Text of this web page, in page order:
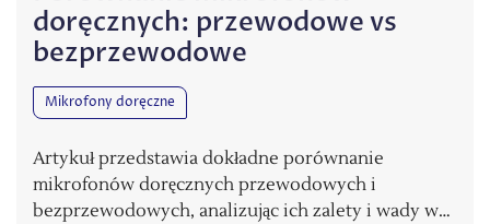
doręcznych: przewodowe vs
bezprzewodowe
Mikrofony doręczne
Artykuł przedstawia dokładne porównanie
mikrofonów doręcznych przewodowych i
bezprzewodowych, analizując ich zalety i wady w…